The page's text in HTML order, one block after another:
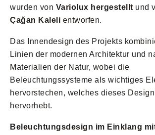
wurden von Variolux hergestellt und
Çağan Kaleli entworfen.
Das Innendesign des Projekts
Linien der modernen Architektur und
Materialien der Natur, wobei die
Beleuchtungssysteme als wichtiges
hervorstechen, welches dieses
hervorhebt.
Beleuchtungsdesign im Einklang